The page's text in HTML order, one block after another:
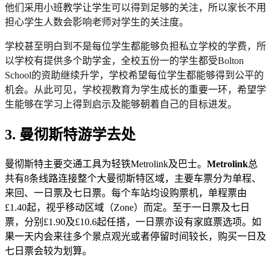
他们采用小班教学让学生可以得到足够的关注，所以家长不用
担心学生人数会影响老师对学生的关注度。
学校甚至明白到不是每位学生都能够负担私立学校的学费，所
以学校有提供多个助学金，全校五份一的学生都受Bolton
School的资助继续升学，学校希望每位学生都能够得到公平的
机会。从此可见，学校视教育为学生成长的重要一环，希望学
生能够在学习上得到启示及能够朝着自己的目标进发。
3. 曼彻斯特游学去处
曼彻斯特主要交通工具为轻铁Metrolink及巴士。 Metrolink总
共有8条线路连接整个大曼彻斯特区域，主要车票分为单程、
来回、一日票及七日票。每个车站均设购票机，单程票由
£1.40起，视乎移动区域（Zone）而定。至于一日票及七日
票，分别£1.90及£10.6起任搭，一日票亦设有家庭票选项。如
果一天内会来往多个景点观光或者停留时间较长，购买一日及
七日票会较为划算。